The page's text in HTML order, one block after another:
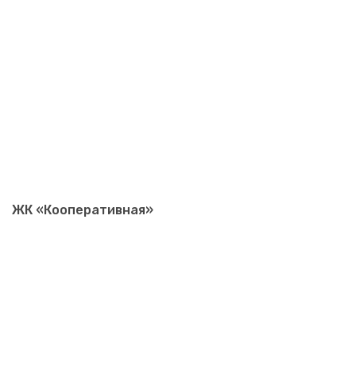
ЖК «Кооперативная»